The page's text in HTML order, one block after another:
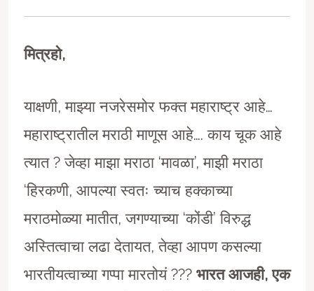
मित्रहो,
याक्षणी, माझ्या नजरेसमोर फक्त महाराष्ट्र आहे…
महाराष्ट्रातील मराठी माणूस आहे…. काय चूक आहे
त्यात ? जेव्हा माझा मराठा ‘मावळा’, माझी मराठा
‘हिरकणी, आपल्या स्वतः च्याच हक्काच्या
मराठमोळ्या मातीत, जगण्याच्या ‘कोंडी’ विरुद्ध
अस्तित्वाचा लढा देतायत, तेव्हा आपण कसल्या
भारतीयत्वाच्या गप्पा मारतोयं ??? भारत आजही,एक